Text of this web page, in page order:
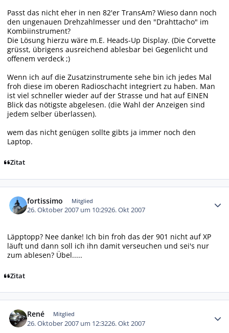
Passt das nicht eher in nen 82'er TransAm? Wieso dann noch
den ungenauen Drehzahlmesser und den "Drahttacho" im
Kombiinstrument?
Die Lösung hierzu wäre m.E. Heads-Up Display. (Die Corvette
grüsst, übrigens ausreichend ablesbar bei Gegenlicht und
offenem verdeck ;)
Wenn ich auf die Zusatzinstrumente sehe bin ich jedes Mal
froh diese im oberen Radioschacht integriert zu haben. Man
ist viel schneller wieder auf der Strasse und hat auf EINEN
Blick das nötigste abgelesen. (die Wahl der Anzeigen sind
jedem selber überlassen).
wem das nicht genügen sollte gibts ja immer noch den
Laptop.
Zitat
fortissimo Mitglied
26. Oktober 2007 um 10:2926. Okt 2007
Läpptopp? Nee danke! Ich bin froh das der 901 nicht auf XP
läuft und dann soll ich ihn damit verseuchen und sei's nur
zum ablesen? Übel.....
Zitat
René Mitglied
26. Oktober 2007 um 12:3226. Okt 2007